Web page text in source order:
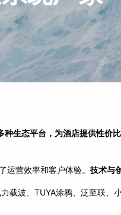
种生态平台，为酒店提供性价
营效率和客户体验。 技术与
载波、TUYA涂鸦、泛至联、